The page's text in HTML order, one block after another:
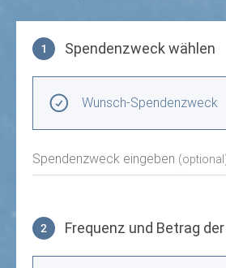
1 Spendenzweck wählen
Wunsch-Spendenzweck
Spendenzweck eingeben
2 Frequenz und Betrag